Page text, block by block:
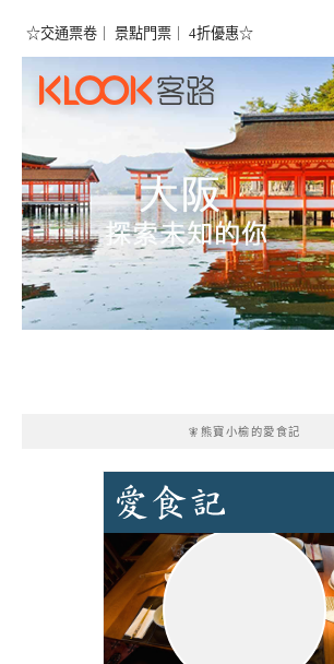
☆交通票卷｜ 景點門票｜ 4折優惠☆
🧚熊寶小榆的愛食記